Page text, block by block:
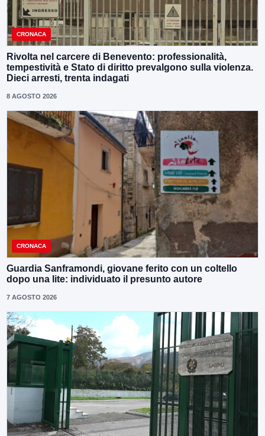
CRONACA
Rivolta nel carcere di Benevento: professionalità,
tempestività e Stato di diritto prevalgono sulla violenza.
Dieci arresti, trenta indagati
8 AGOSTO 2026
CRONACA
Guardia Sanframondi, giovane ferito con un coltello
dopo una lite: individuato il presunto autore
7 AGOSTO 2026